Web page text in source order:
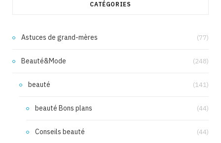
CATÉGORIES
Astuces de grand-mères (77)
Beauté&Mode (248)
beauté (141)
beauté Bons plans (44)
Conseils beauté (44)